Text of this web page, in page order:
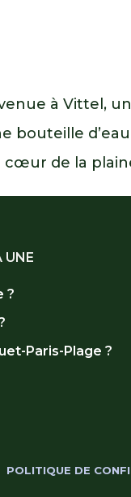
à Vittel,
bouteille d’eau
cœur de la
UNE
?
Paris-Plage ?
POLITIQUE DE